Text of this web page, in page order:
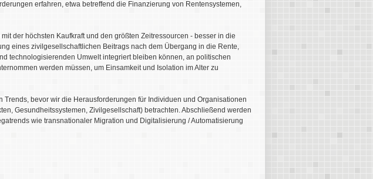
erfahren, etwa betreffend die Finanzierung von Rentensystemen,
der höchsten Kaufkraft und den größten Zeitressourcen - besser in die
eines zivilgesellschaftlichen Beitrags nach dem Übergang in die Rente,
technologisierenden Umwelt integriert bleiben können, an politischen
werden müssen, um Einsamkeit und Isolation im Alter zu
bevor wir die Herausforderungen für Individuen und Organisationen
Gesundheitssystemen, Zivilgesellschaft) betrachten. Abschließend werden
wie transnationaler Migration und Digitalisierung / Automatisierung